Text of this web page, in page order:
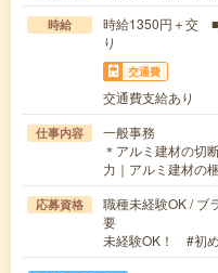
時給
時給1350円＋交 ■
り
交通費
交通費支給あり
仕事内容
一般事務
＊アルミ建材の切
力｜アルミ建材の
応募資格
職種未経験OK / ブ
要
未経験OK！ #初